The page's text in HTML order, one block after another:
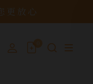
更放心